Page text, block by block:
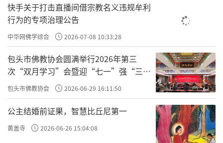
生提供技术支持和保障。
第十一条 佛教团体、佛教院校、佛教活动
场所及佛教教职人员应遵守《互联网宗教信息
服务管理办法》相关规定，不在互联网组织发
布放生信息、招募信众参与放生活动。
第十二条 佛教团体要加强对佛教活动场
所、佛教院校、佛教教职人员放生活动的监督
检查，定期对放生活动进行评估和总结，发现
快手关于打击直播间借宗教名义违规牟利
行为的专项治理公告
中华网佛学综合 2026-07-08 10:33:28
包头市佛教协会圆满举行2026年第三
次“双月学习”会暨迎“七一”强“三
爱”主题书画笔会
包头市佛教协会 2026-06-29 16:11:50
公主结婚前证果，智慧比丘尼第一
黄盖寺 2026-06-26 15:04:08